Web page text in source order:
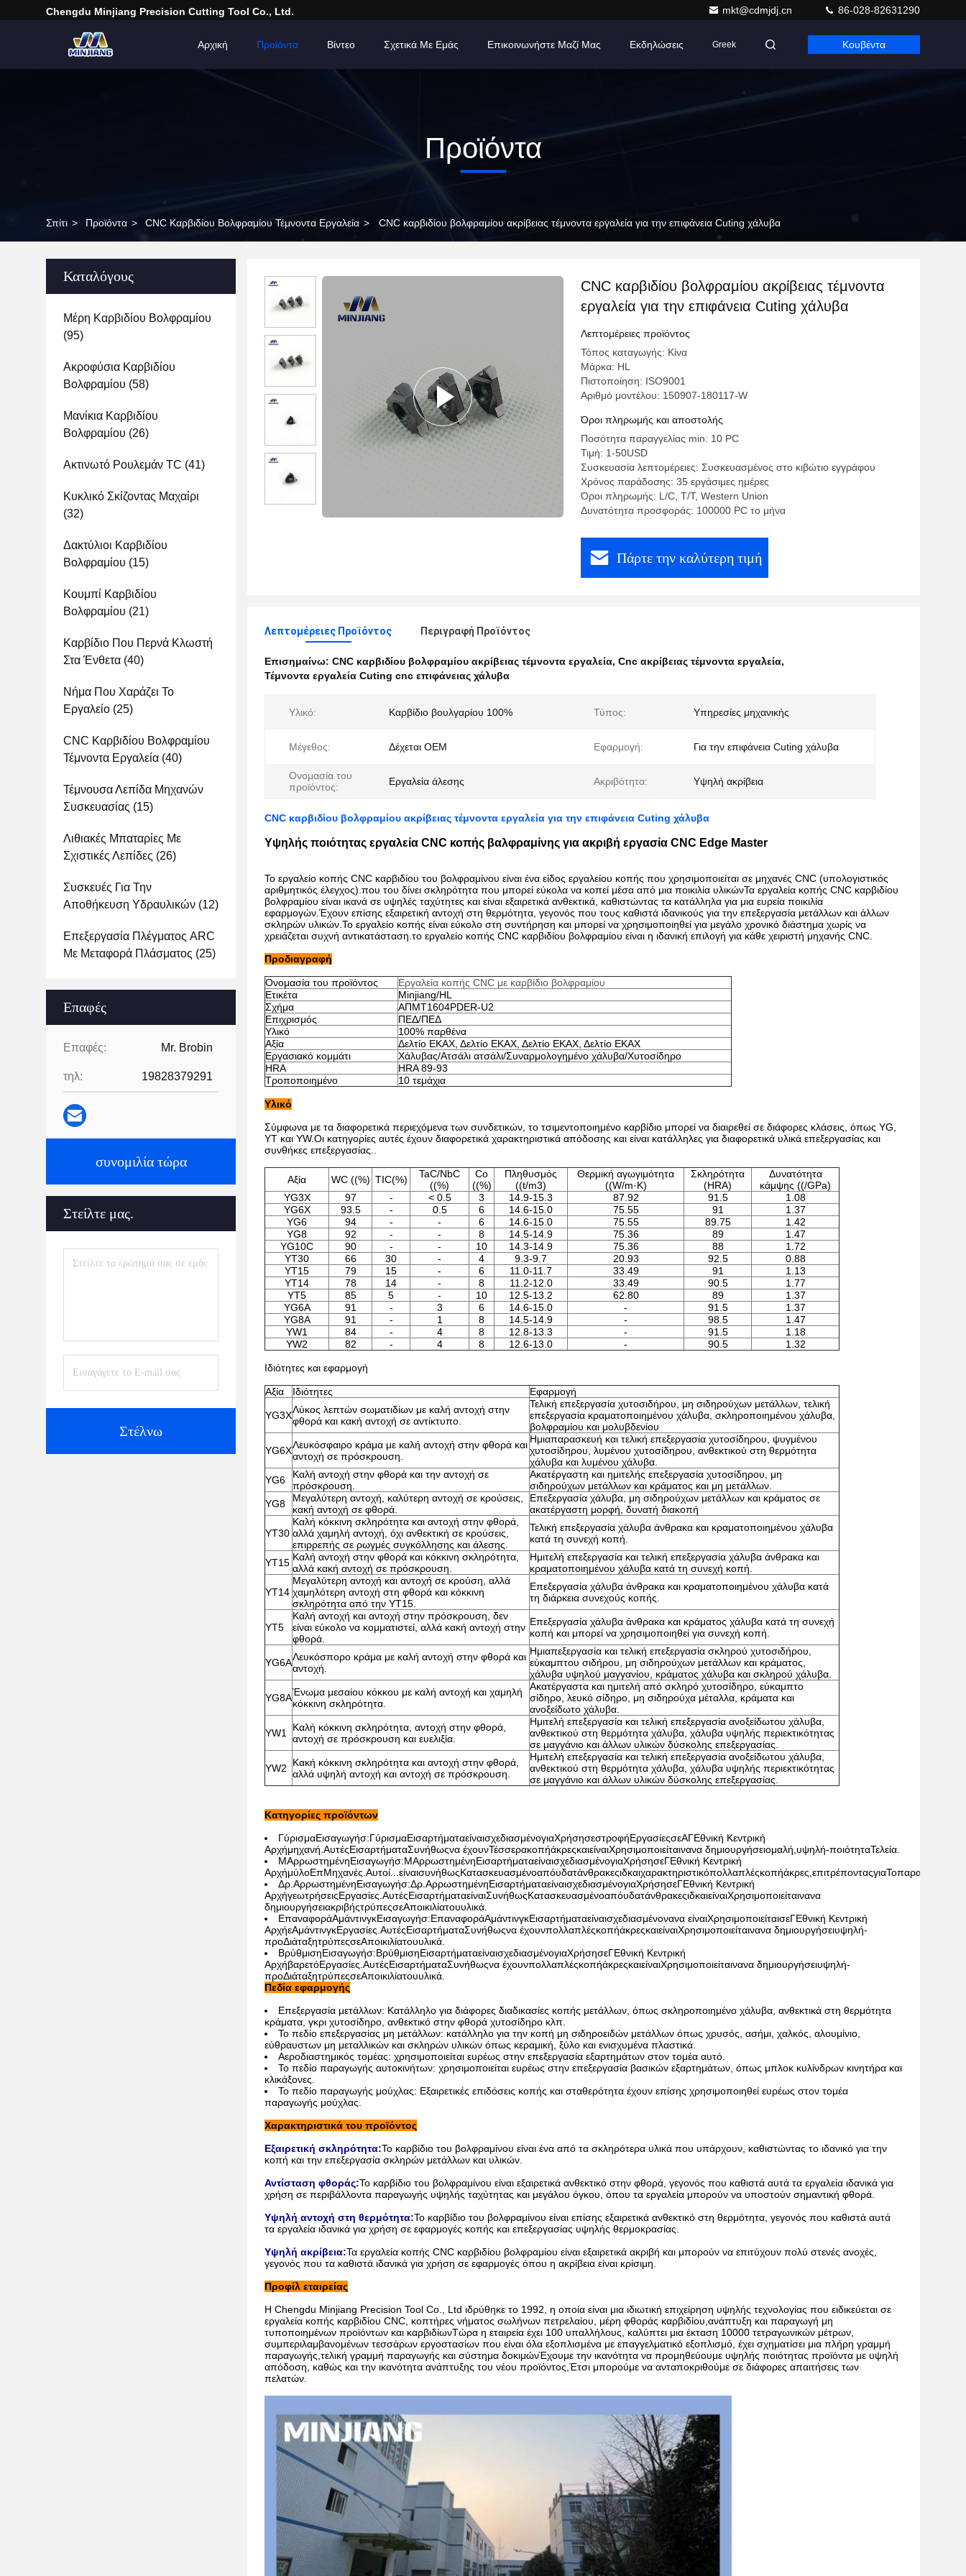
Chengdu Minjiang Precision Cutting Tool Co., Ltd. mkt@cdmjdj.cn 86-028-82631290
Αρχική Προϊόντα Βίντεο Σχετικά Με Εμάς Επικοινωνήστε Μαζί Μας Εκδηλώσεις Greek Κουβέντα
Προϊόντα
Σπίτι > Προϊόντα > CNC Καρβιδίου Βολφραμίου Τέμνοντα Εργαλεία > CNC καρβιδίου βολφραμίου ακρίβειας τέμνοντα εργαλεία για την επιφάνεια Cuting χάλυβα
Καταλόγους
Μέρη Καρβιδίου Βολφραμίου
(95)
Ακροφύσια Καρβιδίου
Βολφραμίου (58)
Μανίκια Καρβιδίου
Βολφραμίου (26)
Ακτινωτό Ρουλεμάν TC (41)
Κυκλικό Σκίζοντας Μαχαίρι
(32)
Δακτύλιοι Καρβιδίου
Βολφραμίου (15)
Κουμπί Καρβιδίου
Βολφραμίου (21)
Καρβίδιο Που Περνά Κλωστή
Στα Ένθετα (40)
Νήμα Που Χαράζει Το
Εργαλείο (25)
CNC Καρβιδίου Βολφραμίου
Τέμνοντα Εργαλεία (40)
Τέμνουσα Λεπίδα Μηχανών
Συσκευασίας (15)
Λιθιακές Μπαταρίες Με
Σχιστικές Λεπίδες (26)
Συσκευές Για Την
Αποθήκευση Υδραυλικών (12)
Επεξεργασία Πλέγματος ARC
Με Μεταφορά Πλάσματος (25)
Επαφές
Επαφές: Mr. Brobin
τηλ: 19828379291
συνομιλία τώρα
Στείλτε μας.
Στέλνω
CNC καρβιδίου βολφραμίου ακρίβειας τέμνοντα
εργαλεία για την επιφάνεια Cuting χάλυβα
Λεπτομέρειες προϊόντος
Τόπος καταγωγής: Κίνα
Μάρκα: HL
Πιστοποίηση: ISO9001
Αριθμό μοντέλου: 150907-180117-W
Όροι πληρωμής και αποστολής
Ποσότητα παραγγελίας min: 10 PC
Τιμή: 1-50USD
Συσκευασία λεπτομέρειες: Συσκευασμένος στο κιβώτιο εγγράφου
Χρόνος παράδοσης: 35 εργάσιμες ημέρες
Όροι πληρωμής: L/C, T/T, Western Union
Δυνατότητα προσφοράς: 100000 PC το μήνα
Πάρτε την καλύτερη τιμή
Λεπτομέρειες Προϊόντος Περιγραφή Προϊόντος
Επισημαίνω: CNC καρβιδίου βολφραμίου ακρίβειας τέμνοντα εργαλεία, Cnc ακρίβειας τέμνοντα εργαλεία,
Τέμνοντα εργαλεία Cuting cnc επιφάνειας χάλυβα
Υλικό: Καρβίδιο βουλγαρίου 100% Τύπος: Υπηρεσίες μηχανικής
Μέγεθος: Δέχεται OEM Εφαρμογή: Για την επιφάνεια Cuting χάλυβα
Ονομασία του
προϊόντος:
Εργαλεία άλεσης Ακριβότητα: Υψηλή ακρίβεια
CNC καρβιδίου βολφραμίου ακρίβειας τέμνοντα εργαλεία για την επιφάνεια Cuting χάλυβα
Υψηλής ποιότητας εργαλεία CNC κοπής βαλφραμίνης για ακριβή εργασία CNC Edge Master
Το εργαλείο κοπής CNC καρβιδίου του βολφραμίνου είναι ένα είδος εργαλείου κοπής που χρησιμοποιείται σε μηχανές CNC (υπολογιστικός
αριθμητικός έλεγχος).που του δίνει σκληρότητα που μπορεί εύκολα να κοπεί μέσα από μια ποικιλία υλικώνΤα εργαλεία κοπής CNC καρβιδίου
βολφραμίου είναι ικανά σε υψηλές ταχύτητες και είναι εξαιρετικά ανθεκτικά, καθιστώντας τα κατάλληλα για μια ευρεία ποικιλία
εφαρμογών.Έχουν επίσης εξαιρετική αντοχή στη θερμότητα, γεγονός που τους καθιστά ιδανικούς για την επεξεργασία μετάλλων και άλλων
σκληρών υλικών.Το εργαλείο κοπής είναι εύκολο στη συντήρηση και μπορεί να χρησιμοποιηθεί για μεγάλο χρονικό διάστημα χωρίς να
χρειάζεται συχνή αντικατάσταση.το εργαλείο κοπής CNC καρβιδίου βολφραμίου είναι η ιδανική επιλογή για κάθε χειριστή μηχανής CNC.
Προδιαγραφή
Ονομασία του προϊόντος
Εργαλεία κοπής CNC με καρβίδιο βολφραμίου
Ετικέτα
Minjiang/HL
Σχήμα
ΑΠMT1604PDER-U2
Επιχρισμός
ΠΕΔ/ΠΕΔ
Υλικό
100% παρθένα
Αξία
Δελτίο ΕΚΑΧ, Δελτίο ΕΚΑΧ, Δελτίο ΕΚΑΧ, Δελτίο ΕΚΑΧ
Εργασιακό κομμάτι
Χάλυβας/Ατσάλι ατσάλι/Συναρμολογημένο χάλυβα/Χυτοσίδηρο
HRA
HRA 89-93
Τροποποιημένο
10 τεμάχια
Υλικό
Σύμφωνα με τα διαφορετικά περιεχόμενα των συνδετικών, το τσιμεντοποιημένο καρβίδιο μπορεί να διαιρεθεί σε διάφορες κλάσεις, όπως YG,
YT και YW.Οι κατηγορίες αυτές έχουν διαφορετικά χαρακτηριστικά απόδοσης και είναι κατάλληλες για διαφορετικά υλικά επεξεργασίας και
συνθήκες επεξεργασίας..
Αξία WC ((%) TIC(%)
TaC/NbC
((%)
Co
((%)
Πληθυσμός
((t/m3)
Θερμική αγωγιμότητα
((W/m·K)
Σκληρότητα
(HRA)
Δυνατότητα
κάμψης ((/GPa)
YG3X
97 - < 0.5 3 14.9-15.3 87.92 91.5
1.08
YG6X
93.5 - 0.5 6 14.6-15.0 75.55 91
1.37
YG6
94 - - 6 14.6-15.0 75.55 89.75
1.42
YG8
92 - - 8 14.5-14.9 75.36 89
1.47
YG10C
90 - - 10 14.3-14.9 75.36 88
1.72
YT30
66 30 - 4 9.3-9.7 20.93 92.5
0.88
YT15
79 15 - 6 11.0-11.7 33.49 91
1.13
YT14
78 14 - 8 11.2-12.0 33.49 90.5
1.77
YT5
85 5 - 10 12.5-13.2 62.80 89
1.37
YG6A
91 - 3 6 14.6-15.0 - 91.5
1.37
YG8A
91 - 1 8 14.5-14.9 - 98.5
1.47
YW1
84 - 4 8 12.8-13.3 - 91.5
1.18
YW2
82 - 4 8 12.6-13.0 - 90.5 1.32
Ιδιότητες και εφαρμογή
Αξία Ιδιότητες Εφαρμογή
YG3XΛύκος λεπτών σωματιδίων με καλή αντοχή στην
φθορά και κακή αντοχή σε αντίκτυπο.
Τελική επεξεργασία χυτοσιδήρου, μη σιδηρούχων μετάλλων, τελική
επεξεργασία κραματοποιημένου χάλυβα, σκληροποιημένου χάλυβα,
βολφραμίου και μολυβδενίου
YG6XΛευκόσφαιρο κράμα με καλή αντοχή στην φθορά και
αντοχή σε πρόσκρουση.
Ημιαπαρασκευή και τελική επεξεργασία χυτοσίδηρου, ψυγμένου
χυτοσίδηρου, λυμένου χυτοσίδηρου, ανθεκτικού στη θερμότητα
χάλυβα και λυμένου χάλυβα.
YG6
Καλή αντοχή στην φθορά και την αντοχή σε
πρόσκρουση.
Ακατέργαστη και ημιτελής επεξεργασία χυτοσίδηρου, μη
σιδηρούχων μετάλλων και κράματος και μη μετάλλων.
YG8
Μεγαλύτερη αντοχή, καλύτερη αντοχή σε κρούσεις,
κακή αντοχή σε φθορά.
Επεξεργασία χάλυβα, μη σιδηρούχων μετάλλων και κράματος σε
ακατέργαστη μορφή, δυνατή διακοπή
YT30
Καλή κόκκινη σκληρότητα και αντοχή στην φθορά,
αλλά χαμηλή αντοχή, όχι ανθεκτική σε κρούσεις,
επιρρεπής σε ρωγμές συγκόλλησης και άλεσης.
Τελική επεξεργασία χάλυβα άνθρακα και κραματοποιημένου χάλυβα
κατά τη συνεχή κοπή.
YT15 Καλή αντοχή στην φθορά και κόκκινη σκληρότητα,
αλλά κακή αντοχή σε πρόσκρουση.
Ημιτελή επεξεργασία και τελική επεξεργασία χάλυβα άνθρακα και
κραματοποιημένου χάλυβα κατά τη συνεχή κοπή.
YT14
Μεγαλύτερη αντοχή και αντοχή σε κρούση, αλλά
χαμηλότερη αντοχή στη φθορά και κόκκινη
σκληρότητα από την YT15.
Επεξεργασία χάλυβα άνθρακα και κραματοποιημένου χάλυβα κατά
τη διάρκεια συνεχούς κοπής.
YT5
Καλή αντοχή και αντοχή στην πρόσκρουση, δεν
είναι εύκολο να κομματιστεί, αλλά κακή αντοχή στην
φθορά.
Επεξεργασία χάλυβα άνθρακα και κράματος χάλυβα κατά τη συνεχή
κοπή και μπορεί να χρησιμοποιηθεί για συνεχή κοπή.
YG6AΛευκόσπορο κράμα με καλή αντοχή στην φθορά και
αντοχή.
Ημιαπεξεργασία και τελική επεξεργασία σκληρού χυτοσιδήρου,
εύκαμπτου σιδήρου, μη σιδηρούχων μετάλλων και κράματος,
χάλυβα υψηλού μαγγανίου, κράματος χάλυβα και σκληρού χάλυβα.
YG8AΈνωμα μεσαίου κόκκου με καλή αντοχή και χαμηλή
κόκκινη σκληρότητα.
Ακατέργαστα και ημιτελή από σκληρό χυτοσίδηρο, εύκαμπτο
σίδηρο, λευκό σίδηρο, μη σιδηρούχα μέταλλα, κράματα και
ανοξείδωτο χάλυβα.
YW1
Καλή κόκκινη σκληρότητα, αντοχή στην φθορά,
αντοχή σε πρόσκρουση και ευελιξία.
Ημιτελή επεξεργασία και τελική επεξεργασία ανοξείδωτου χάλυβα,
ανθεκτικού στη θερμότητα χάλυβα, χάλυβα υψηλής περιεκτικότητας
σε μαγγάνιο και άλλων υλικών δύσκολης επεξεργασίας.
YW2
Κακή κόκκινη σκληρότητα και αντοχή στην φθορά,
αλλά υψηλή αντοχή και αντοχή σε πρόσκρουση.
Ημιτελή επεξεργασία και τελική επεξεργασία ανοξείδωτου χάλυβα,
ανθεκτικού στη θερμότητα χάλυβα, χάλυβα υψηλής περιεκτικότητας
σε μαγγάνιο και άλλων υλικών δύσκολης επεξεργασίας.
Κατηγορίες προϊόντων
ΓύρισμαΕισαγωγήσ:ΓύρισμαΕισαρτήματαείναισχεδιασμένογιαΧρήσησεστροφήΕργασίεςσεΑΓΕθνική Κεντρική
Αρχήμηχανή ΑυτέςΕισαρτήματαΣυνήθωςνα έχουνΤέσσερακοπήάκρεςκαιείναιΧρησιμοποιείταινανα δημιουργήσειομαλή υψηλή-ποιότηταΤελεία
ΜΑρρωστημένηΕισαγωγήσ:ΜΑρρωστημένηΕισαρτήματαείναισχεδιασμένογιαΧρήσησεΓΕθνική Κεντρική
ΑρχήμύλοΕπΜηχανές Αυτοί... είναισυνήθωςΚατασκευασμένοαπόυδατάνθρακεςιδκαιχαρακτηριστικόπολλαπλέςκοπήάκρες επιτρέπονταςγιαΤοπαραγωγή
Δρ. ΑρρωστημένηΕισαγωγήσ:Δρ. ΑρρωστημένηΕισαρτήματαείναισχεδιασμένογιαΧρήσησεΓΕθνική Κεντρική
ΑρχήγεωτρήσειςΕργασίες ΑυτέςΕισαρτήματαείναιΣυνήθωςΚατασκευασμένοαπόυδατάνθρακεςιδκαιείναιΧρησιμοποιείταινανα
δημιουργήσειακριβήςτρύπεςσεΑποικιλίατουυλικά
ΕπαναφοράΑμάντινγκΕισαγωγήσ:ΕπαναφοράΑμάντινγκΕισαρτήματαείναισχεδιασμένονανα είναιΧρησιμοποιείταισεΓΕθνική Κεντρική
ΑρχήεΑμάντινγκΕργασίες ΑυτέςΕισαρτήματαΣυνήθωςνα έχουνπολλαπλέςκοπήάκρεςκαιείναιΧρησιμοποιείταινανα δημιουργήσειυψηλή-
προΔιάταξητρύπεςσεΑποικιλίατουυλικά
ΒρύθμισηΕισαγωγήσ:ΒρύθμισηΕισαρτήματαείναισχεδιασμένογιαΧρήσησεΓΕθνική Κεντρική
ΑρχήβαρετόΕργασίες ΑυτέςΕισαρτήματαΣυνήθωςνα έχουνπολλαπλέςκοπήάκρεςκαιείναιΧρησιμοποιείταινανα δημιουργήσειυψηλή-
προΔιάταξητρύπεςσεΑποικιλίατουυλικά
Πεδία εφαρμογής
Επεξεργασία μετάλλων: Κατάλληλο για διάφορες διαδικασίες κοπής μετάλλων, όπως σκληροποιημένο χάλυβα, ανθεκτικά στη θερμότητα
κράματα, γκρι χυτοσίδηρο, ανθεκτικό στην φθορά χυτοσίδηρο κλπ.
Το πεδίο επεξεργασίας μη μετάλλων: κατάλληλο για την κοπή μη σιδηροειδών μετάλλων όπως χρυσός, ασήμι, χαλκός, αλουμίνιο,
εύθραυστων μη μεταλλικών και σκληρών υλικών όπως κεραμική, ξύλο και ενισχυμένα πλαστικά.
Αεροδιαστημικός τομέας: χρησιμοποιείται ευρέως στην επεξεργασία εξαρτημάτων στον τομέα αυτό.
Το πεδίο παραγωγής αυτοκινήτων: χρησιμοποιείται ευρέως στην επεξεργασία βασικών εξαρτημάτων, όπως μπλοκ κυλίνδρων κινητήρα και
κλικάξονες.
Το πεδίο παραγωγής μούχλας: Εξαιρετικές επιδόσεις κοπής και σταθερότητα έχουν επίσης χρησιμοποιηθεί ευρέως στον τομέα
παραγωγής μούχλας.
Χαρακτηριστικά του προϊόντος
Εξαιρετική σκληρότητα:Το καρβίδιο του βολφραμίνου είναι ένα από τα σκληρότερα υλικά που υπάρχουν, καθιστώντας το ιδανικό για την
κοπή και την επεξεργασία σκληρών μετάλλων και υλικών.
Αντίσταση φθοράς:Το καρβίδιο του βολφραμίνου είναι εξαιρετικά ανθεκτικό στην φθορά, γεγονός που καθιστά αυτά τα εργαλεία ιδανικά για
χρήση σε περιβάλλοντα παραγωγής υψηλής ταχύτητας και μεγάλου όγκου, όπου τα εργαλεία μπορούν να υποστούν σημαντική φθορά.
Υψηλή αντοχή στη θερμότητα:Το καρβίδιο του βολφραμίνου είναι επίσης εξαιρετικά ανθεκτικό στη θερμότητα, γεγονός που καθιστά αυτά
τα εργαλεία ιδανικά για χρήση σε εφαρμογές κοπής και επεξεργασίας υψηλής θερμοκρασίας.
Υψηλή ακρίβεια:Τα εργαλεία κοπής CNC καρβιδίου βολφραμίου είναι εξαιρετικά ακριβή και μπορούν να επιτύχουν πολύ στενές ανοχές,
γεγονός που τα καθιστά ιδανικά για χρήση σε εφαρμογές όπου η ακρίβεια είναι κρίσιμη.
Προφίλ εταιρείας
Η Chengdu Minjiang Precision Tool Co., Ltd ιδρύθηκε το 1992, η οποία είναι μια ιδιωτική επιχείρηση υψηλής τεχνολογίας που ειδικεύεται σε
εργαλεία κοπής καρβιδίου CNC, κοπτήρες νήματος σωλήνων πετρελαίου, μέρη φθοράς καρβιδίου,ανάπτυξη και παραγωγή μη
τυποποιημένων προϊόντων και καρβιδίωνΤώρα η εταιρεία έχει 100 υπαλλήλους, καλύπτει μια έκταση 10000 τετραγωνικών μέτρων,
συμπεριλαμβανομένων τεσσάρων εργοστασίων που είναι όλα εξοπλισμένα με επαγγελματικό εξοπλισμό, έχει σχηματίσει μια πλήρη γραμμή
παραγωγής,τελική γραμμή παραγωγής και σύστημα δοκιμώνΈχουμε την ικανότητα να προμηθεύουμε υψηλής ποιότητας προϊόντα με υψηλή
απόδοση, καθώς και την ικανότητα ανάπτυξης του νέου προϊόντος,Έτσι μπορούμε να ανταποκριθούμε σε διάφορες απαιτήσεις των
πελατών.